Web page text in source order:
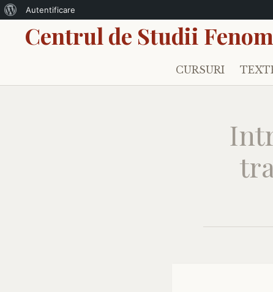
Centrul de Studii
Sari
la
CURSURI
Despre
WordPress
Autentificare